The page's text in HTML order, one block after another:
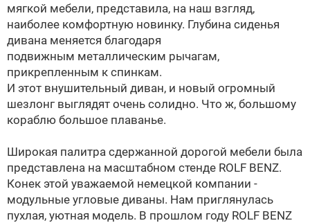
мягкой мебели, представила, на наш взгляд,
наиболее комфортную новинку. Глубина сиденья
дивана меняется благодаря
подвижным металлическим рычагам,
прикрепленным к спинкам.
И этот внушительный диван, и новый огромный
шезлонг выглядят очень солидно. Что ж, большому
кораблю большое плаванье.
Широкая палитра сдержанной дорогой мебели была
представлена на масштабном стенде ROLF BENZ.
Конек этой уважаемой немецкой компании -
модульные угловые диваны. Нам приглянулась
пухлая, уютная модель. В прошлом году ROLF BENZ